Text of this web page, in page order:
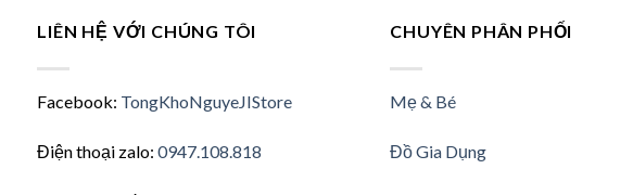
LIÊN HỆ VỚI CHÚNG TÔI
Facebook: TongKhoNguyeJIStore
Điện thoại zalo:0947.108.818
CHUYÊN PHÂN PHỐI
Mẹ & Bé
Đồ Gia Dụng